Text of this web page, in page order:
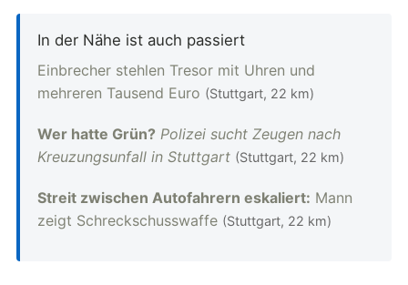
In der Nähe ist auch passiert
Einbrecher stehlen Tresor mit Uhren und
mehreren Tausend Euro (Stuttgart, 22 km)
Wer hatte Grün? Polizei sucht Zeugen nach
Kreuzungsunfall in Stuttgart (Stuttgart, 22 km)
Streit zwischen Autofahrern eskaliert: Mann
zeigt Schreckschusswaffe (Stuttgart, 22 km)